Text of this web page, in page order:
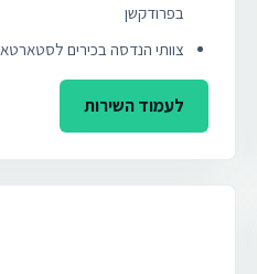
בפרודקשן
צוותי הנדסה בכירים
לעמוד השירות